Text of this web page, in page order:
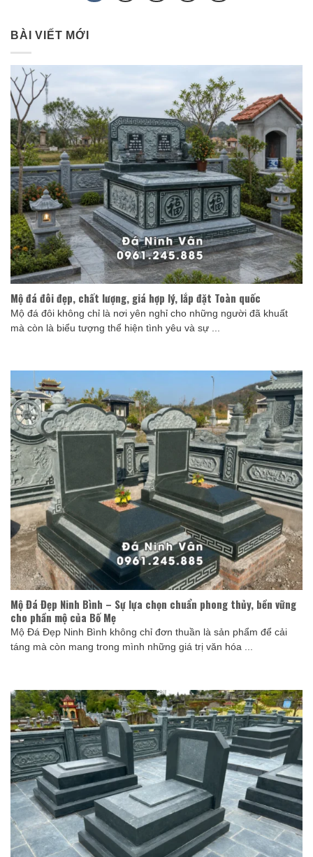
BÀI VIẾT MỚI
Mộ đá đôi đẹp, chất lượng, giá hợp lý, lắp đặt Toàn quốc
Mộ đá đôi không chỉ là nơi yên nghỉ cho những người đã khuất
mà còn là biểu tượng thể hiện tình yêu và sự ...
Mộ Đá Đẹp Ninh Bình – Sự lựa chọn chuẩn phong thủy, bền vững
cho phần mộ của Bố Mẹ
Mộ Đá Đẹp Ninh Bình không chỉ đơn thuần là sản phẩm để cải
táng mà còn mang trong mình những giá trị văn hóa ...